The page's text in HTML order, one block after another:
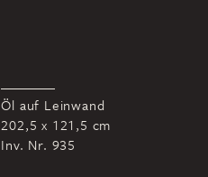
Öl auf Leinwand
202,5 x 121,5 cm
Inv. Nr. 935